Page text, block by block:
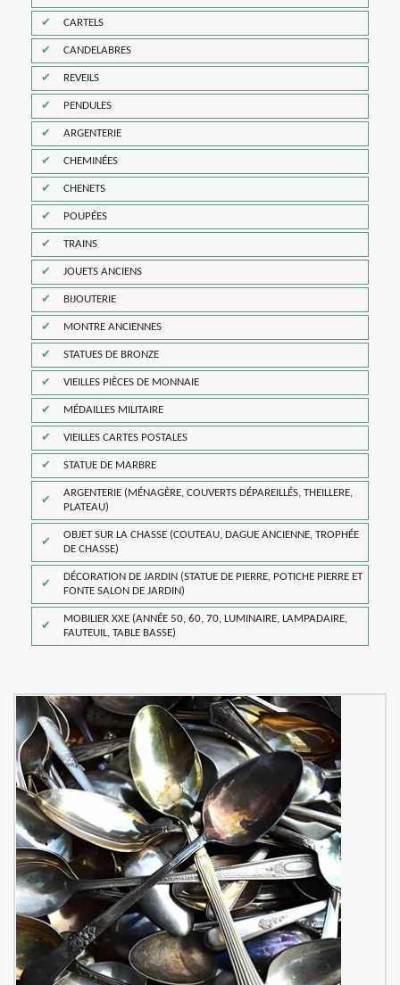
CARTELS
CANDELABRES
REVEILS
PENDULES
ARGENTERIE
CHEMINÉES
CHENETS
POUPÉES
TRAINS
JOUETS ANCIENS
BIJOUTERIE
MONTRE ANCIENNES
STATUES DE BRONZE
VIEILLES PIÈCES DE MONNAIE
MÉDAILLES MILITAIRE
VIEILLES CARTES POSTALES
STATUE DE MARBRE
ARGENTERIE (MÉNAGÈRE, COUVERTS DÉPAREILLÉS, THEILLERE,
PLATEAU)
OBJET SUR LA CHASSE (COUTEAU, DAGUE ANCIENNE, TROPHÉE
DE CHASSE)
DÉCORATION DE JARDIN (STATUE DE PIERRE, POTICHE PIERRE ET
FONTE SALON DE JARDIN)
MOBILIER XXE (ANNÉE 50, 60, 70, LUMINAIRE, LAMPADAIRE,
FAUTEUIL, TABLE BASSE)